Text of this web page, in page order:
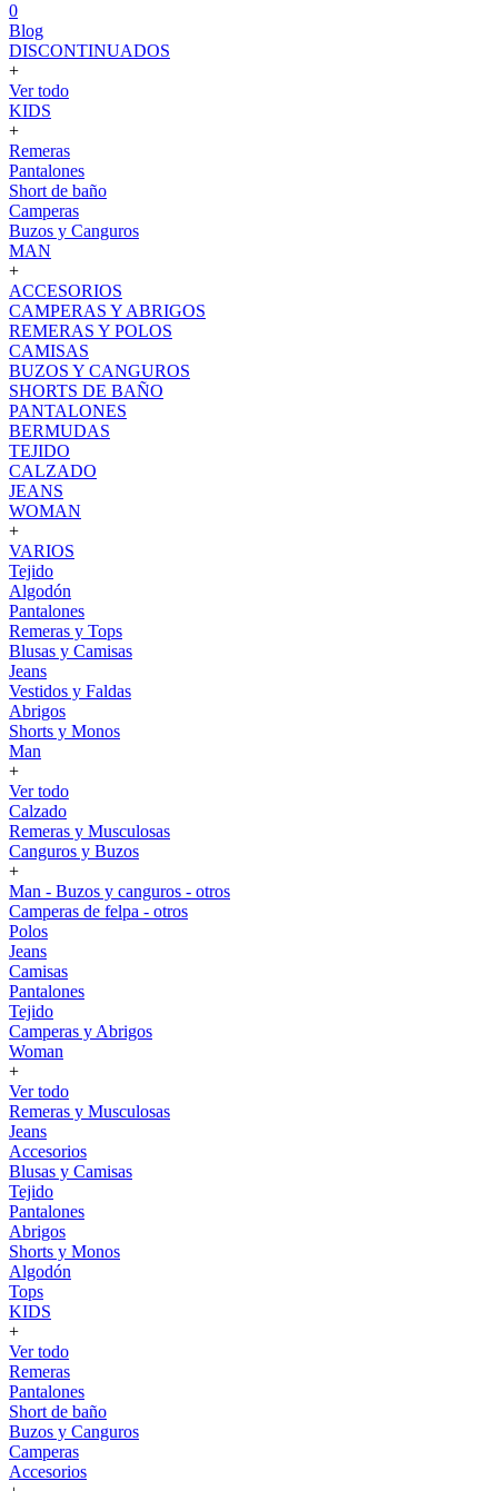
0
Blog
DISCONTINUADOS
+
Ver todo
KIDS
+
Remeras
Pantalones
Short de baño
Camperas
Buzos y Canguros
MAN
+
ACCESORIOS
CAMPERAS Y ABRIGOS
REMERAS Y POLOS
CAMISAS
BUZOS Y CANGUROS
SHORTS DE BAÑO
PANTALONES
BERMUDAS
TEJIDO
CALZADO
JEANS
WOMAN
+
VARIOS
Tejido
Algodón
Pantalones
Remeras y Tops
Blusas y Camisas
Jeans
Vestidos y Faldas
Abrigos
Shorts y Monos
Man
+
Ver todo
Calzado
Remeras y Musculosas
Canguros y Buzos
+
Man - Buzos y canguros - otros
Camperas de felpa - otros
Polos
Jeans
Camisas
Pantalones
Tejido
Camperas y Abrigos
Woman
+
Ver todo
Remeras y Musculosas
Jeans
Accesorios
Blusas y Camisas
Tejido
Pantalones
Abrigos
Shorts y Monos
Algodón
Tops
KIDS
+
Ver todo
Remeras
Pantalones
Short de baño
Buzos y Canguros
Camperas
Accesorios